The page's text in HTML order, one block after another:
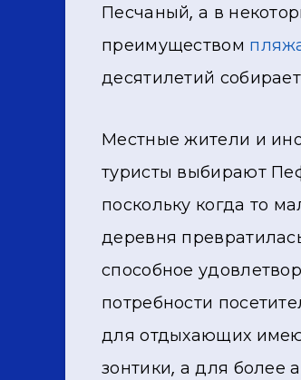
Песчаный, а в
преимуществом
десятилетий
Местные жители и
туристы выбирают
поскольку когда то
деревня
способное
потребности
для отдыхающих
зонтики, а для более